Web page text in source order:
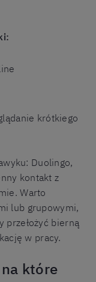
krótkiego
Duolingo,
kontakt z
Warto
lub grupowymi,
przełożyć bierną
w pracy.
które